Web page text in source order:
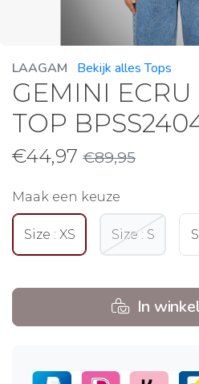
LAAGAM Bekijk alles Tops
GEMINI
TOP
€44,97 €89,95
Maak een keuze
Size : XS Size : S
In